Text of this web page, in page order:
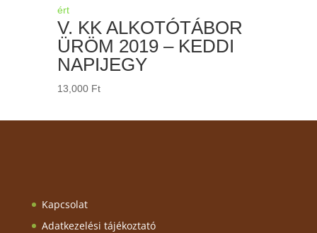
ért
V. KK ALKOTÓTÁBOR
ÜRÖM 2019 – KEDDI
NAPIJEGY
13,000 Ft
Kapcsolat
Adatkezelési tájékoztató